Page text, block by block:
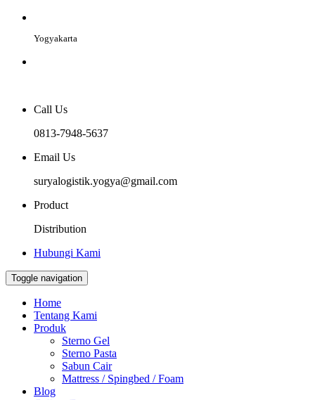
Yogyakarta
Call Us
0813-7948-5637
Email Us
suryalogistik.yogya@gmail.com
Product
Distribution
Hubungi Kami
Toggle navigation
Home
Tentang Kami
Produk
Sterno Gel
Sterno Pasta
Sabun Cair
Mattress / Spingbed / Foam
Blog